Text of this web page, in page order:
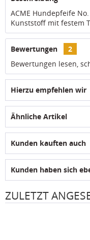
ACME Hundepfeife
Kunststoff mit festem
Bewertungen
2
Bewertungen lesen,
Hierzu empfehlen wir
Ähnliche Artikel
Kunden kauften auch
Kunden haben sich
ZULETZT